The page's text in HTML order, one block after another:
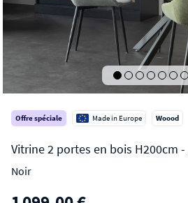
Offre spéciale Made in Europe Woood
JAMES
Noir